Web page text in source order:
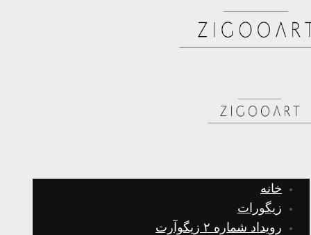
خانه
زیگورات
رویداد شماره ۲ زیگوآرت